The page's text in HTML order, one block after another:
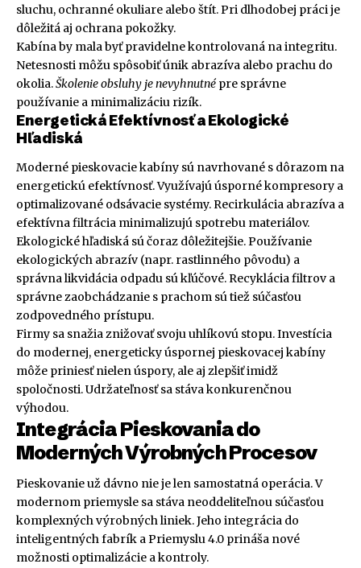
sluchu, ochranné okuliare alebo štít. Pri dlhodobej práci je
dôležitá aj ochrana pokožky.
Kabína by mala byť pravidelne kontrolovaná na integritu.
Netesnosti môžu spôsobiť únik abrazíva alebo prachu do
okolia.Školenie obsluhy je nevyhnutné pre správne
používanie a minimalizáciu rizík.
Energetická Efektívnosť a Ekologické
Hľadiská
Moderné pieskovacie kabíny sú navrhované s dôrazom na
energetickú efektívnosť. Využívajú úsporné kompresory a
optimalizované odsávacie systémy. Recirkulácia abrazíva a
efektívna filtrácia minimalizujú spotrebu materiálov.
Ekologické hľadiská sú čoraz dôležitejšie. Používanie
ekologických abrazív (napr. rastlinného pôvodu) a
správna likvidácia odpadu sú kľúčové. Recyklácia filtrov a
správne zaobchádzanie s prachom sú tiež súčasťou
zodpovedného prístupu.
Firmy sa snažia znižovať svoju uhlíkovú stopu. Investícia
do modernej, energeticky úspornej pieskovacej kabíny
môže priniesť nielen úspory, ale aj zlepšiť imidž
spoločnosti. Udržateľnosť sa stáva konkurenčnou
výhodou.
Integrácia Pieskovania do
Moderných Výrobných Procesov
Pieskovanie už dávno nie je len samostatná operácia. V
modernom priemysle sa stáva neoddeliteľnou súčasťou
komplexných výrobných liniek. Jeho integrácia do
inteligentných fabrík a Priemyslu 4.0 prináša nové
možnosti optimalizácie a kontroly.